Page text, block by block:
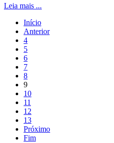
Leia mais ...
Início
Anterior
4
5
6
7
8
9
10
11
12
13
Próximo
Fim